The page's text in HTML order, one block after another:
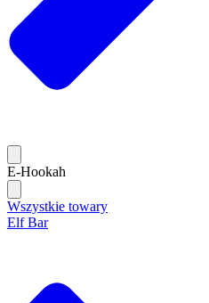
E-Hookah
Wszystkie towary
Elf Bar